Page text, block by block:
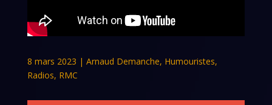
8 mars 2023 | Arnaud Demanche, Humouristes,
Radios, RMC